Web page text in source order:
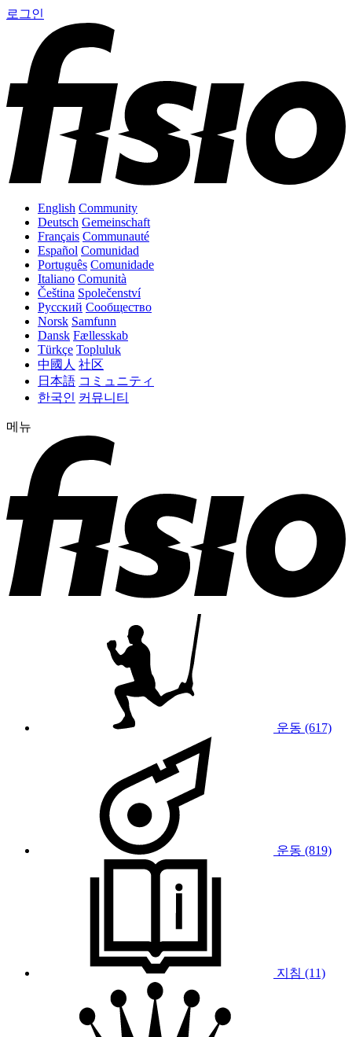
로그인
English Community
Deutsch Gemeinschaft
Français Communauté
Español Comunidad
Português Comunidade
Italiano Comunità
Čeština Společenství
Русский Сообщество
Norsk Samfunn
Dansk Fællesskab
Türkçe Topluluk
中國人 社区
日本語 コミュニティ
한국인 커뮤니티
메뉴
운동 (617)
운동 (819)
지침 (11)